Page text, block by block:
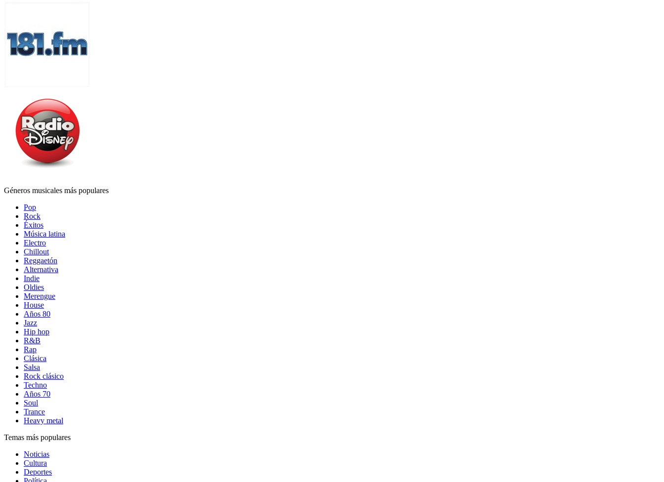
Géneros musicales más populares
Pop
Rock
Éxitos
Música latina
Electro
Chillout
Reggaetón
Alternativa
Indie
Oldies
Merengue
House
Años 80
Jazz
Hip hop
R&B
Rap
Clásica
Salsa
Rock clásico
Techno
Años 70
Soul
Trance
Heavy metal
Temas más populares
Noticias
Cultura
Deportes